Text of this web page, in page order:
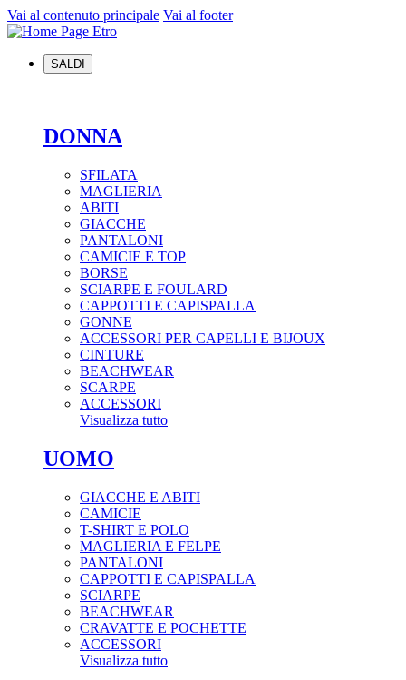
Vai al contenuto principale Vai al footer
SALDI
DONNA
SFILATA
MAGLIERIA
ABITI
GIACCHE
PANTALONI
CAMICIE E TOP
BORSE
SCIARPE E FOULARD
CAPPOTTI E CAPISPALLA
GONNE
ACCESSORI PER CAPELLI E BIJOUX
CINTURE
BEACHWEAR
SCARPE
ACCESSORI
Visualizza tutto
UOMO
GIACCHE E ABITI
CAMICIE
T-SHIRT E POLO
MAGLIERIA E FELPE
PANTALONI
CAPPOTTI E CAPISPALLA
SCIARPE
BEACHWEAR
CRAVATTE E POCHETTE
ACCESSORI
Visualizza tutto